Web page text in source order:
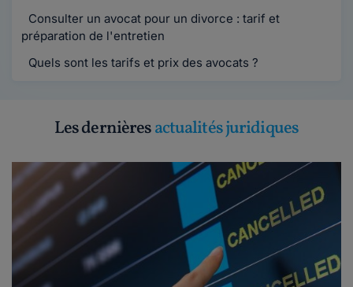
Consulter un avocat pour un divorce : tarif et
préparation de l'entretien
Quels sont les tarifs et prix des avocats ?
Les dernièresactualités juridiques